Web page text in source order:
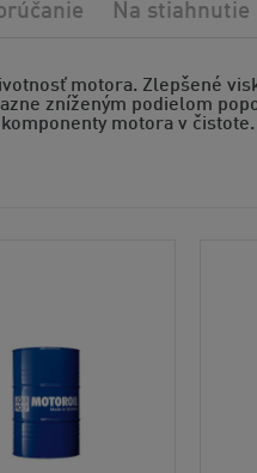
motora. Zlepšené
zníženým podielom
motora v čistote.
Na stiahnutie